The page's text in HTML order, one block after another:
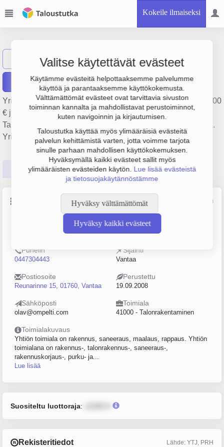
Kokeile ilmaiseksi
Valitse käytettävät evästeet
Käytämme evästeitä helpottaaksemme palvelumme
käyttöä ja parantaaksemme käyttökokemusta.
Välttämättömät evästeet ovat tarvittavia sivuston
toiminnan kannalta ja mahdollistavat perustoiminnot,
kuten navigoinnin ja kirjautumisen.
Taloustutka käyttää myös ylimääräisiä evästeitä
palvelun kehittämistä varten, jotta voimme tarjota
sinulle parhaan mahdollisen käyttökokemuksen.
Hyväksymällä kaikki evästeet sallit myös
ylimääräisten evästeiden käytön. Lue lisää evästeistä
ja tietosuojakäytännöstämme
Hyväksy välttämättömät
Hyväksy kaikki evästeet
Näytä haku OP OM PELTI OY
Raportit
Yrityksen OM PELTI OY liikevaihto on 693 000 €, tulos 48 000
€ ja henkilöstömäärä 9. Sen päätoimiala on
Talonrakentaminen, perustamisvuosi 2008 ja sijainti Vantaa.
Yrityksen yhtiömuoto Osakeyhtiö (OY).
Perustiedot Tilinpäätösluvut Päättäjätiedot
Lähde: YTJ, PRH, Traficom
Henkilöstömäärä
5–9
Puhelin
0447304443
Sijainti
Vantaa
Postiosoite
Reunarinne 15, 01760, Vantaa
Perustettu
19.09.2008
Sähköposti
olav@ompelti.com
Toimiala
41000 - Talonrakentaminen
Toimialakuvaus
Yhtiön toimiala on rakennus, saneeraus, maalaus, rappaus. Yhtiön
toimialana on rakennus-, talonrakennus-, saneeraus-,
rakennuskorjaus-, purku- ja...
Lue lisää
Suositeltu luottoraja:
Rekisteritiedot Lähde: YTJ, PRH